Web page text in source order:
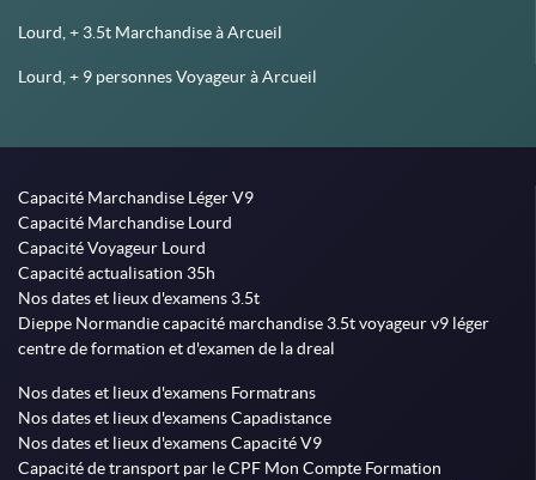
Lourd, + 3.5t Marchandise à Arcueil
Lourd, + 9 personnes Voyageur à Arcueil
Capacité Marchandise Léger V9
Capacité Marchandise Lourd
Capacité Voyageur Lourd
Capacité actualisation 35h
Nos dates et lieux d'examens 3.5t
Dieppe Normandie capacité marchandise 3.5t voyageur v9 léger
centre de formation et d'examen de la dreal
Nos dates et lieux d'examens Formatrans
Nos dates et lieux d'examens Capadistance
Nos dates et lieux d'examens Capacité V9
Capacité de transport par le CPF Mon Compte Formation